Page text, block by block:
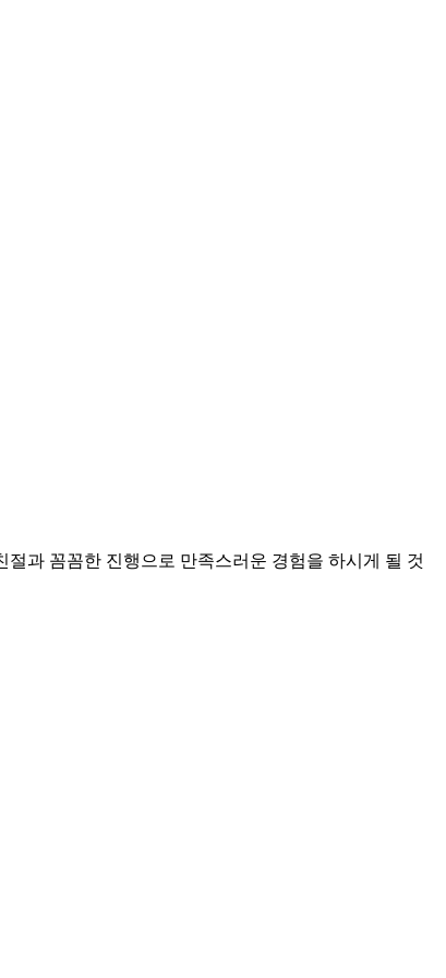
과 꼼꼼한 진행으로 만족스러운 경험을 하시게 될 것